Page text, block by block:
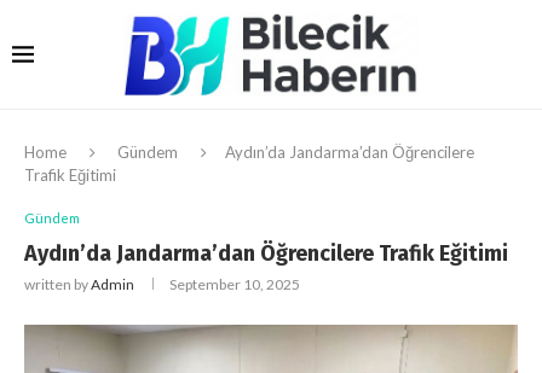
Home Gündem
Aydın’da Jandarma’dan Öğrencilere
Trafik Eğitimi
Gündem
Aydın’da Jandarma’dan Öğrencilere Trafik Eğitimi
written byAdmin September 10, 2025